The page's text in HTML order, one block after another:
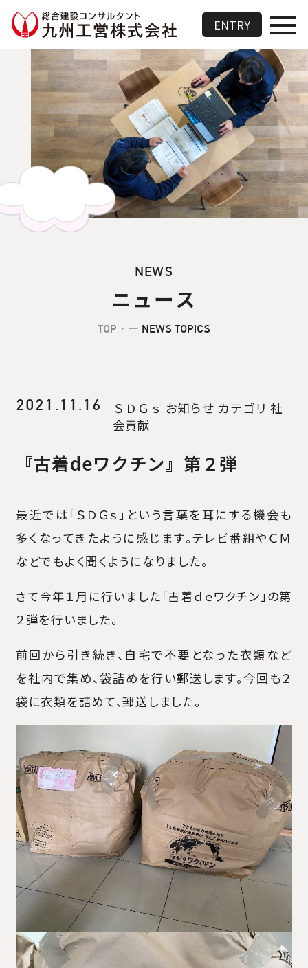
総合建設コンサルタント 九
ENTRY
NEWS
ニュース
TOP ・ー NEWS TOPICS
2021.11.16 ＳＤＧｓ お知らせ カテゴリ 社
会貢献
『古着deワクチン』第２弾
最近では「ＳＤＧｓ」という言葉を耳にする機会も
多くなってきたように感じます。テレビ番組やＣＭ
などでもよく聞くようになりました。
さて今年１月に行いました「古着ｄｅワクチン」の第
２弾を行いました。
前回から引き続き、自宅で不要となった衣類など
を社内で集め、袋詰めを行い郵送します。今回も２
袋に衣類を詰めて、郵送しました。